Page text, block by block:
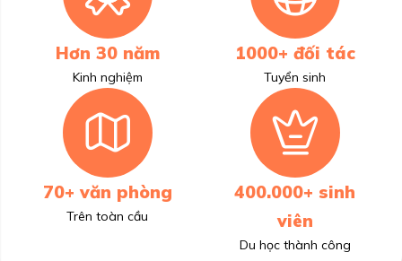
Hơn 30 năm
Kinh nghiệm
1000+ đối tác
Tuyển sinh
70+ văn phòng
Trên toàn cầu
400.000+ sinh
viên
Du học thành công